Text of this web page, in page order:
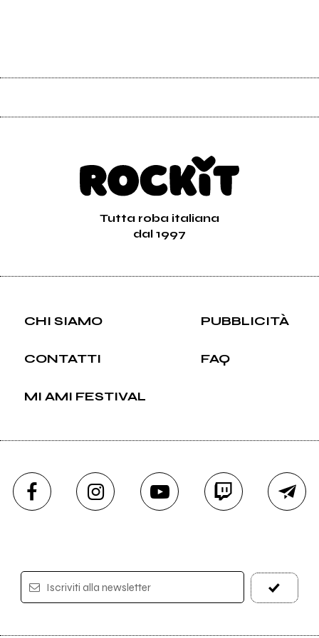
Tutta roba italiana
dal 1997
CHI SIAMO PUBBLICITÀ
CONTATTI FAQ
MI AMI FESTIVAL
Iscriviti alla newsletter